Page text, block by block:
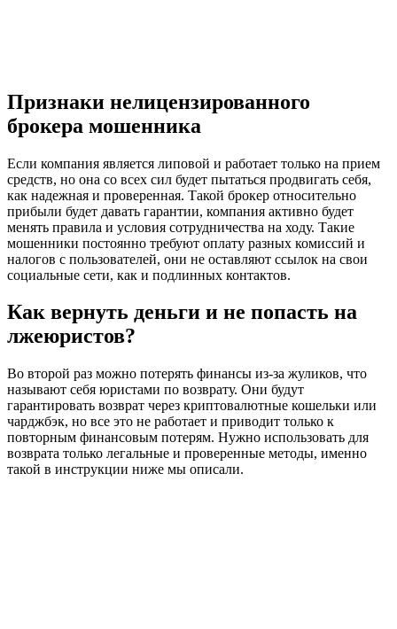
Признаки нелицензированного
брокера мошенника
Если компания является липовой и работает только на прием
средств, но она со всех сил будет пытаться продвигать себя,
как надежная и проверенная. Такой брокер относительно
прибыли будет давать гарантии, компания активно будет
менять правила и условия сотрудничества на ходу. Такие
мошенники постоянно требуют оплату разных комиссий и
налогов с пользователей, они не оставляют ссылок на свои
социальные сети, как и подлинных контактов.
Как вернуть деньги и не попасть на
лжеюристов?
Во второй раз можно потерять финансы из-за жуликов, что
называют себя юристами по возврату. Они будут
гарантировать возврат через криптовалютные кошельки или
чарджбэк, но все это не работает и приводит только к
повторным финансовым потерям. Нужно использовать для
возврата только легальные и проверенные методы, именно
такой в инструкции ниже мы описали.